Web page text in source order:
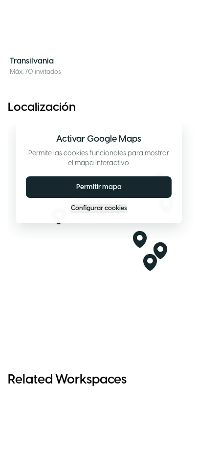
Transilvania
Máx. 70 invitados
Localización
Activar Google Maps
Permite las cookies funcionales para mostrar
el mapa interactivo.
Permitir mapa
Configurar cookies
Related Workspaces